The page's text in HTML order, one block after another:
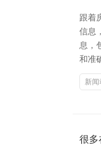
跟着
信息
息，
和准
新闻
很多